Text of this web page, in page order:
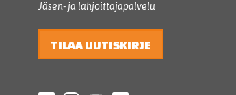
Jäsen- ja lahjoittajapalvelu
TILAA UUTISKIRJE